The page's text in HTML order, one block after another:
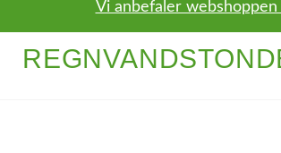
Vi anbefaler webshoppen